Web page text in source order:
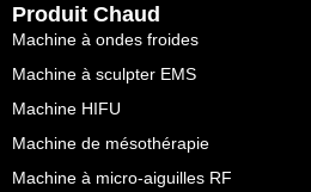
Produit Chaud
Machine à ondes froides
Machine à sculpter EMS
Machine HIFU
Machine de mésothérapie
Machine à micro-aiguilles RF